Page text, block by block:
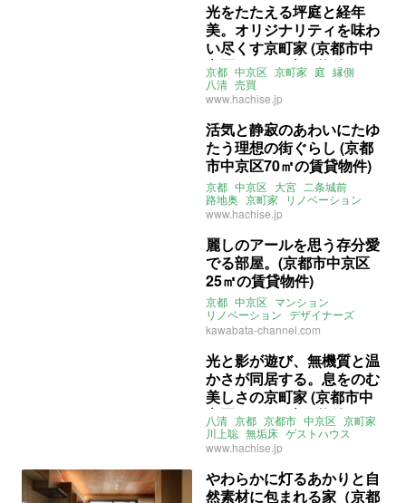
光をたたえる坪庭と経年
美。オリジナリティを味わ
い尽くす京町家 (京都市中
京区101㎡の売買物件)
京都 中京区 京町家 庭 縁側
八清 売買
www.hachise.jp
活気と静寂のあわいにたゆ
たう理想の街ぐらし (京都
市中京区70㎡の賃貸物件)
京都 中京区 大宮 二条城前
路地奥 京町家
リノベーション
2LDK SOHO可
www.hachise.jp
麗しのアールを思う存分愛
でる部屋。(京都市中京区
25㎡の賃貸物件)
京都 中京区 マンション
リノベーション デザイナーズ
アール 土間
コンクリ打ちっぱなし
kawabata-channel.com
光と影が遊び、無機質と温
かさが同居する。息をのむ
美しさの京町家 (京都市中
京区104㎡の売買物件)
八清 京都 京都市 中京区 京町家
川上聡 無垢床 ゲストハウス
リノベーション
www.hachise.jp
やわらかに灯るあかりと自
然素材に包まれる家（京都